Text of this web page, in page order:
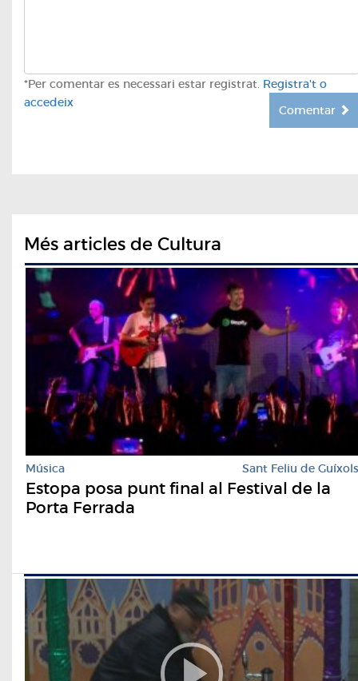
*Per comentar es necessari estar registrat. Registra't o
accedeix
Comentar
Més articles de Cultura
Música Sant Feliu de Guíxols
Estopa posa punt final al Festival de la
Porta Ferrada